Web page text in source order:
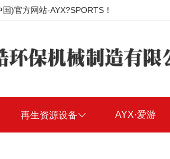
)官方网站-AYX?SPORTS！
再生资源设备 AYX·爱游